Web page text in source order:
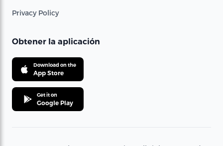
Privacy Policy
Obtener la aplicación
Download on the
App Store
Get it on
Google Play